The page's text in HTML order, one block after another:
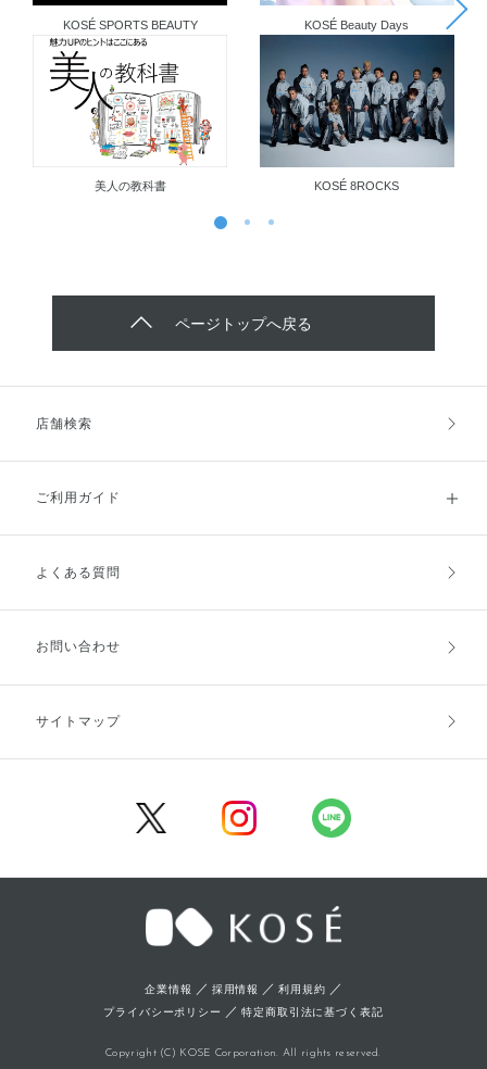
KOSÉ SPORTS BEAUTY KOSÉ Beauty Days
美人の教科書 KOSÉ 8ROCKS
ページトップへ戻る
店舗検索
ご利用ガイド
ご利用ガイドトップ
お支払方法
キャンセル・返品・交換
よくある質問
お問い合わせ
サイトマップ
企業情報 ／ 採用情報 ／利用規約 ／
プライバシーポリシー ／特定商取引法に基づく表記
Copyright (C) KOSE Corporation. All rights reserved.